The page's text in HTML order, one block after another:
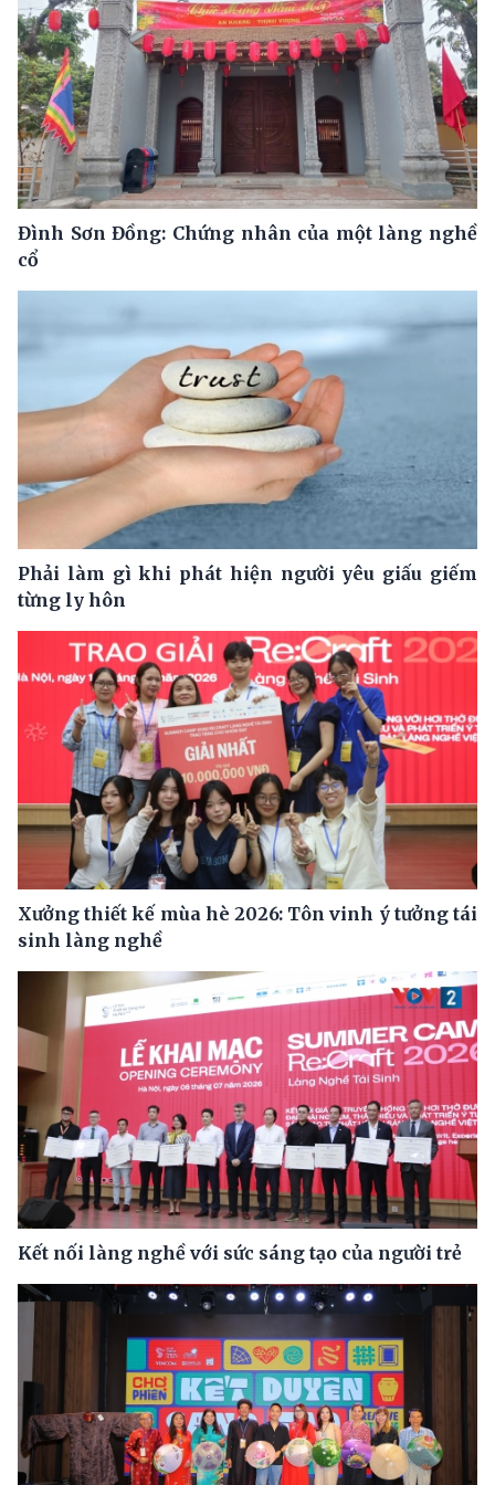
Đình Sơn Đồng: Chứng nhân của một làng nghề
cổ
Phải làm gì khi phát hiện người yêu giấu giếm
từng ly hôn
Xưởng thiết kế mùa hè 2026: Tôn vinh ý tưởng tái
sinh làng nghề
Kết nối làng nghề với sức sáng tạo của người trẻ